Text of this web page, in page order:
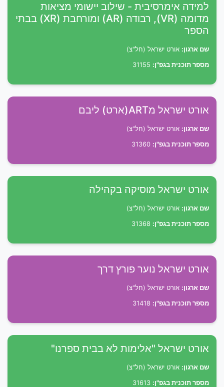
למידה אימרסיבית - שילוב יישומי מציאות
מדומה (VR), רבודה (AR) ומורחבת (XR) בבתי
הספר
שם ארגון: אורט ישראל (חל"צ)
מספר תוכנית בגפ"ן:
אורט ישראל מART(ארט) ליבם
שם ארגון: אורט ישראל (חל"צ)
מספר תוכנית בגפ"ן:
אורט ישראל מוסיקה בקהילה
שם ארגון: אורט ישראל (חל"צ)
מספר תוכנית בגפ"ן:
אורט ישראל נוער פורץ דרך
שם ארגון: אורט ישראל (חל"צ)
מספר תוכנית בגפ"ן:
אורט ישראל "אלימות לא בבית ספרנו"
שם ארגון: אורט ישראל (חל"צ)
מספר תוכנית בגפ"ן: